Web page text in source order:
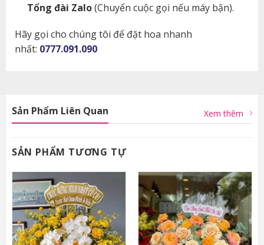
Tổng đài Zalo(Chuyển cuộc gọi nếu máy bận).
Hãy gọi cho chúng tôi để đặt hoa nhanh
nhất: 0777.091.090
Sản Phẩm Liên Quan Xem thêm
SẢN PHẨM TƯƠNG TỰ